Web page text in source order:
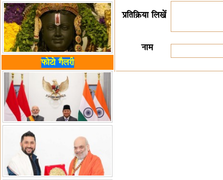
फोटो गैलरी
प्रतिक्रिया लिखें
नाम